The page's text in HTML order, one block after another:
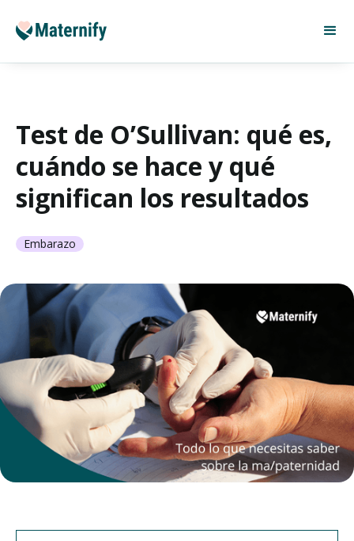
Test de O’Sullivan: qué es,
cuándo se hace y qué
significan los resultados
Embarazo